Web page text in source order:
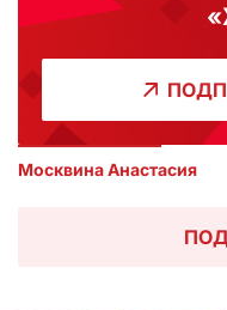
Москвина Анастасия